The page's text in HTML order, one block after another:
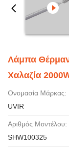
Λάμπα
Χαλαζία
Ονομασία Μάρκας:
UVIR
Αριθμός Μοντέλου:
SHW100325